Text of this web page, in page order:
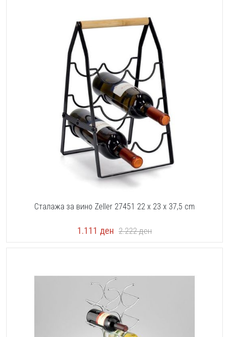
Сталажа за вино Zeller 27451 22 x 23 x 37,5 cm
1.111 ден 2.222ден